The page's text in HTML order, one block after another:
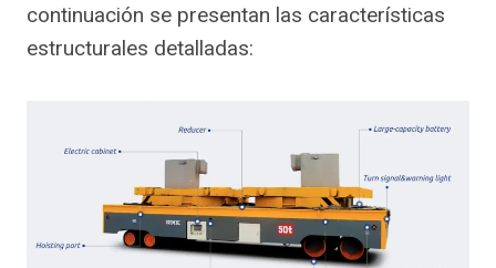
continuación se presentan las características
estructurales detalladas: